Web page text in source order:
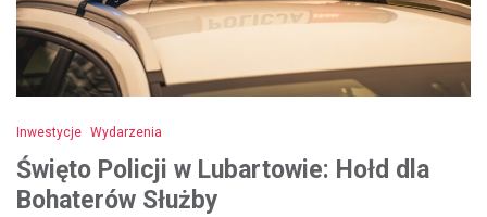
Inwestycje Wydarzenia
Święto Policji w Lubartowie: Hołd dla
Bohaterów Służby